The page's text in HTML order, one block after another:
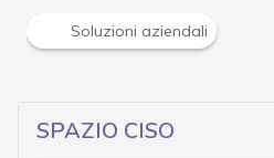
Soluzioni aziendali
SPAZIO CISO